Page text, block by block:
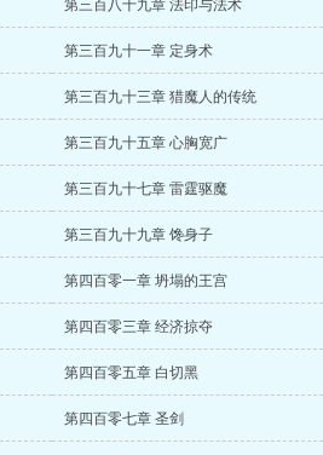
第三百八十九章 法印与法术
第三百九十一章 定身术
第三百九十三章 猎魔人的传统
第三百九十五章 心胸宽广
第三百九十七章 雷霆驱魔
第三百九十九章 馋身子
第四百零一章 坍塌的王宫
第四百零三章 经济掠夺
第四百零五章 白切黑
第四百零七章 圣剑